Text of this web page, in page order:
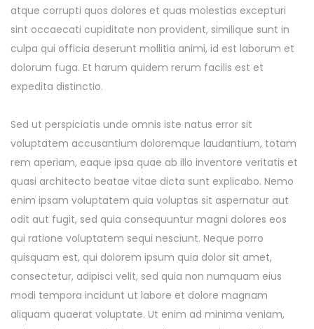
atque corrupti quos dolores et quas molestias excepturi
sint occaecati cupiditate non provident, similique sunt in
culpa qui officia deserunt mollitia animi, id est laborum et
dolorum fuga. Et harum quidem rerum facilis est et
expedita distinctio.
Sed ut perspiciatis unde omnis iste natus error sit
voluptatem accusantium doloremque laudantium, totam
rem aperiam, eaque ipsa quae ab illo inventore veritatis et
quasi architecto beatae vitae dicta sunt explicabo. Nemo
enim ipsam voluptatem quia voluptas sit aspernatur aut
odit aut fugit, sed quia consequuntur magni dolores eos
qui ratione voluptatem sequi nesciunt. Neque porro
quisquam est, qui dolorem ipsum quia dolor sit amet,
consectetur, adipisci velit, sed quia non numquam eius
modi tempora incidunt ut labore et dolore magnam
aliquam quaerat voluptate. Ut enim ad minima veniam,